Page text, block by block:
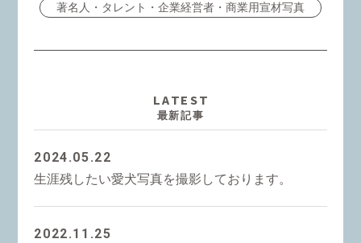
著名人・タレント・企業経営者・商業用宣材写真
LATEST
最新記事
2024.05.22
生涯残したい愛犬写真を撮影しております。
2022.11.25